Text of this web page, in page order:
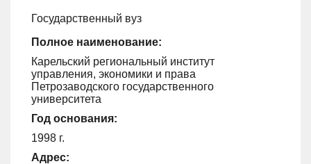
Государственный вуз
Полное наименование:
Карельский региональный институт
управления, экономики и права
Петрозаводского государственного
университета
Год основания:
1998 г.
Адрес: